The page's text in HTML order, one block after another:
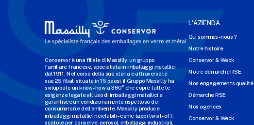
Conservor è una filiale di Massilly, un gruppo
familiare francese, specialista in imballaggi metallici
dal 1911. Nel corso della sua storia e attraverso le
sue 25 filiali situate in 15 paesi, il Gruppo Massilly ha
sviluppato un know-how a 360° che copre tutte le
esigenze legate all'uso di imballaggi metallici e
garantisce un condizionamento rispettoso dei
consumatori e dell'ambiente. Massilly produce
imballaggi metallici riciclabili - come tappi twist-off,
scatole per conserve, aerosol, imballaggi industriali,
L'AZIENDA
Qui sommes-nous ?
Notre histoire
Conservor & Weck
Notre démarche RSE
Nos engagements qualité
Démarche RSE
Nos agences
Conservor & Weck